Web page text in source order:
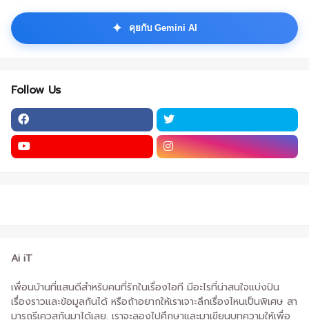
✦ คุยกับ Gemini AI
Follow Us
Ai iT
เพื่อนบ้านที่แสนดีสำหรับคนที่รักในเรื่องไอที มีอะไรที่น่าสนใจแบ่งปัน
เรื่องราวและข้อมูลกันได้ หรือถ้าอยากให้เราเจาะลึกเรื่องไหนเป็นพิเศษ สา
มารถรีเควสกันมาได้เลย. เราจะลองไปศึกษาและมาเขียนบทความให้เพื่อ